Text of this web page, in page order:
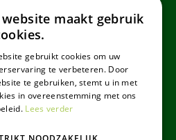
website maakt gebruik
gebruikt cookies om uw
te verbeteren. Door
te gebruiken, stemt u in met
in overeenstemming met ons
Lees verder